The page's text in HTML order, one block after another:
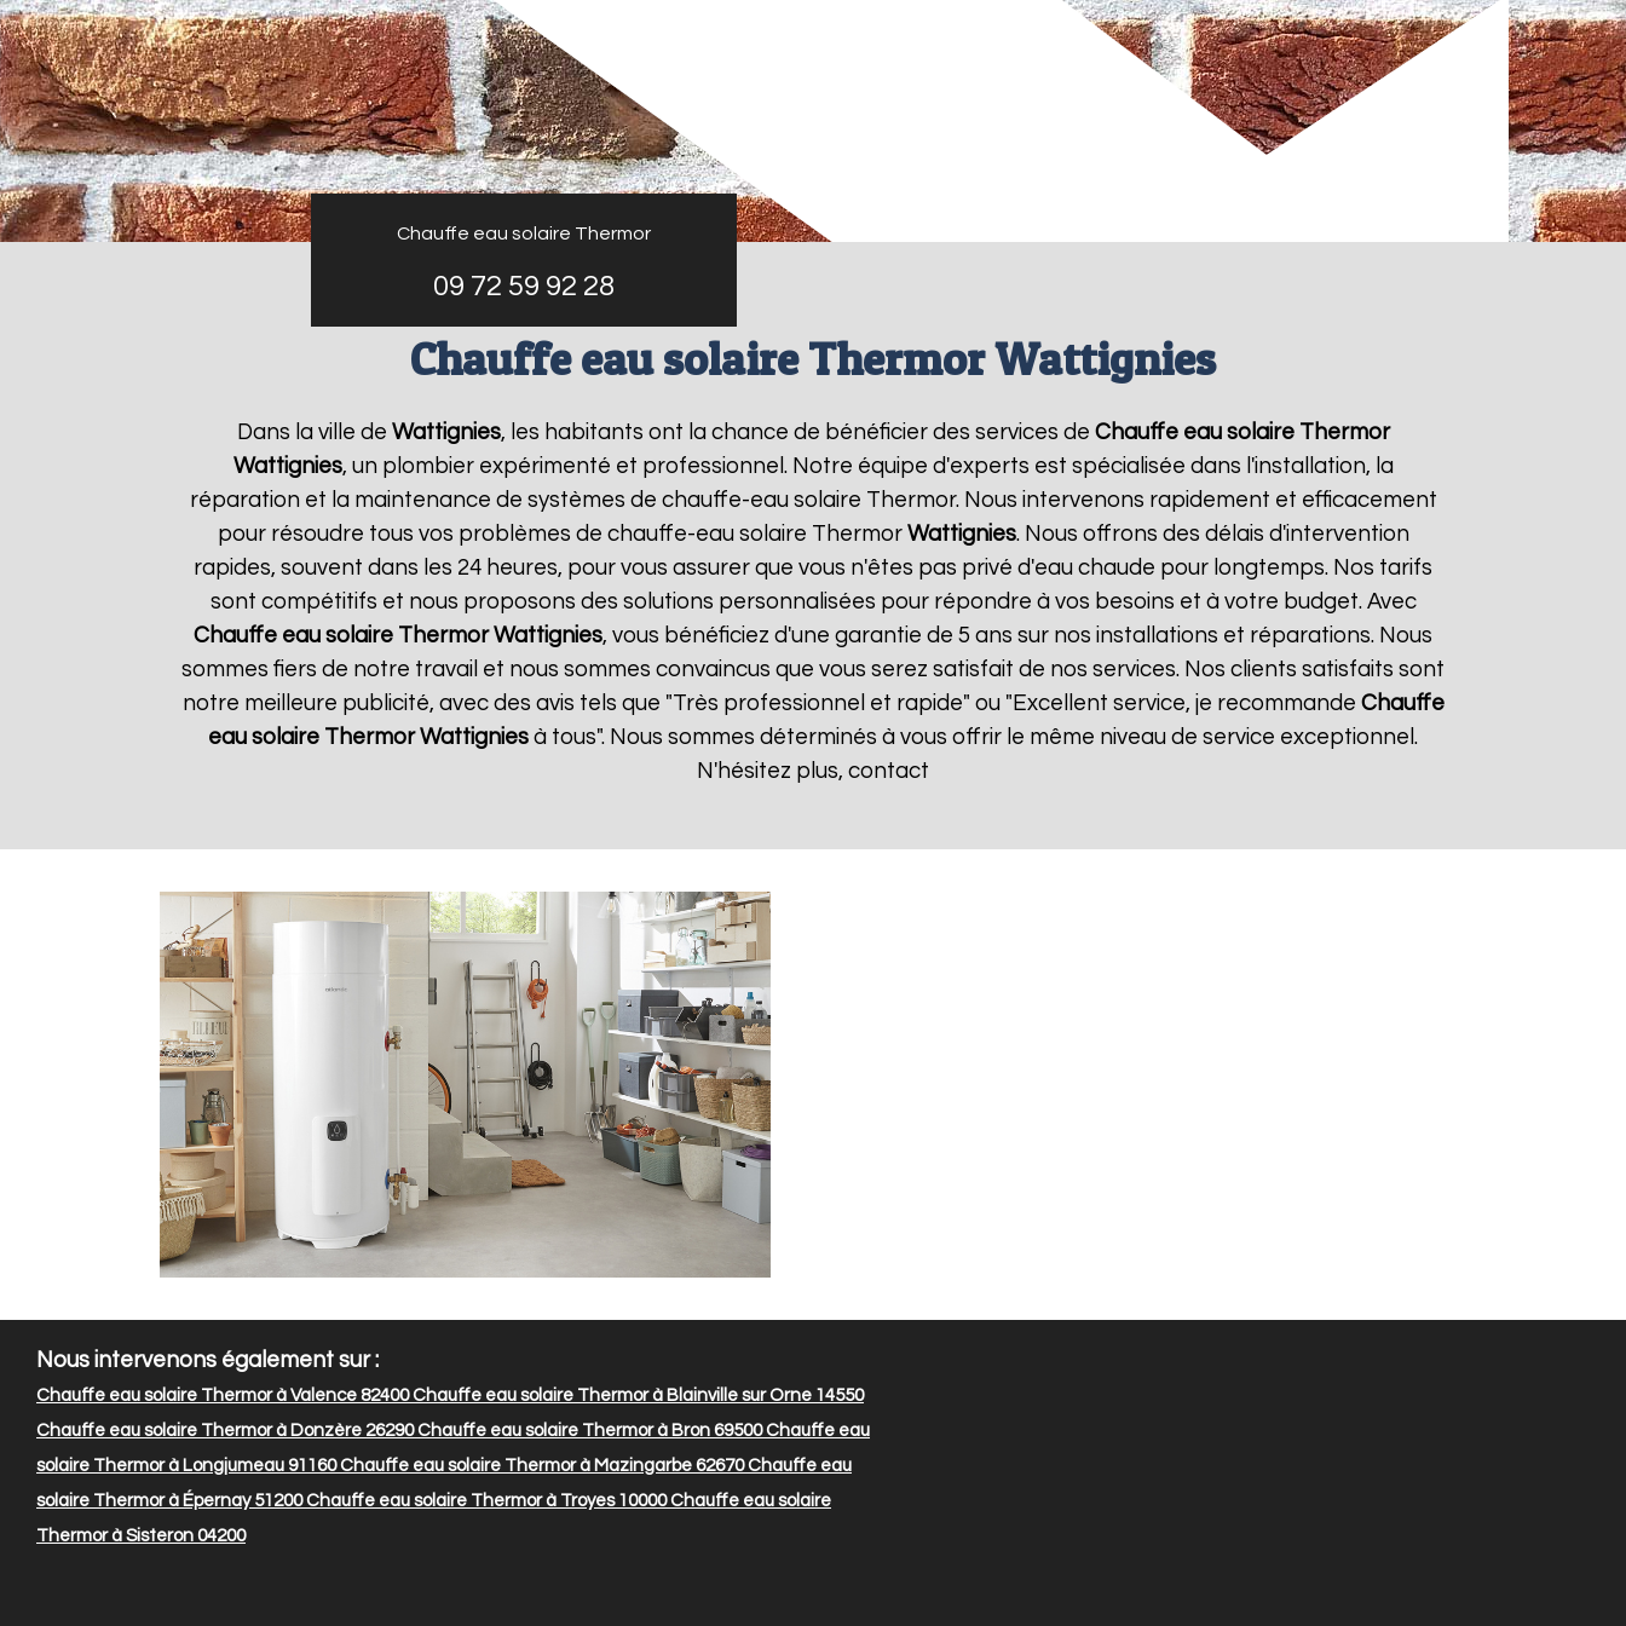
Chauffe eau solaire Thermor
09 72 59 92 28
Chauffe eau solaire Thermor Wattignies
Dans la ville de Wattignies, les habitants ont la chance de bénéficier des services de Chauffe eau solaire Thermor
Wattignies, un plombier expérimenté et professionnel. Notre équipe d'experts est spécialisée dans l'installation, la
réparation et la maintenance de systèmes de chauffe-eau solaire Thermor. Nous intervenons rapidement et efficacement
pour résoudre tous vos problèmes de chauffe-eau solaire Thermor Wattignies. Nous offrons des délais d'intervention
rapides, souvent dans les 24 heures, pour vous assurer que vous n'êtes pas privé d'eau chaude pour longtemps. Nos tarifs
sont compétitifs et nous proposons des solutions personnalisées pour répondre à vos besoins et à votre budget. Avec
Chauffe eau solaire Thermor Wattignies, vous bénéficiez d'une garantie de 5 ans sur nos installations et réparations. Nous
sommes fiers de notre travail et nous sommes convaincus que vous serez satisfait de nos services. Nos clients satisfaits sont
notre meilleure publicité, avec des avis tels que "Très professionnel et rapide" ou "Excellent service, je recommande Chauffe
eau solaire Thermor Wattignies à tous". Nous sommes déterminés à vous offrir le même niveau de service exceptionnel.
N'hésitez plus, contact
Nous intervenons également sur :
Chauffe eau solaire Thermor à Valence 82400Chauffe eau solaire Thermor à Blainville sur Orne 14550
Chauffe eau solaire Thermor à Donzère 26290Chauffe eau solaire Thermor à Bron 69500Chauffe eau
solaire Thermor à Longjumeau 91160Chauffe eau solaire Thermor à Mazingarbe 62670Chauffe eau
solaire Thermor à Épernay 51200Chauffe eau solaire Thermor à Troyes 10000Chauffe eau solaire
Thermor à Sisteron 04200